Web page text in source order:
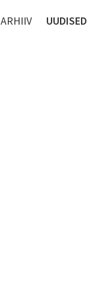
ARHIIV UUDISED